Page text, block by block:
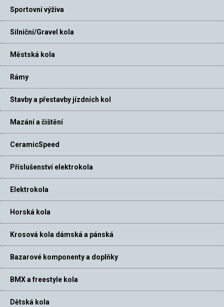
Sportovní výživa
Silniční/Gravel kola
Městská kola
Rámy
Stavby a přestavby jízdních kol
Mazání a čištění
CeramicSpeed
Příslušenství elektrokola
Elektrokola
Horská kola
Krosová kola dámská a pánská
Bazarové komponenty a doplňky
BMX a freestyle kola
Dětská kola